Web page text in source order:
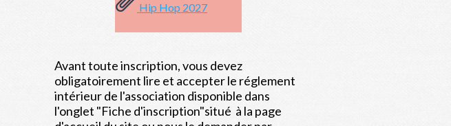
Hip Hop 2027
Avant toute inscription, vous devez
obligatoirement lire et accepter le réglement
intérieur de l'association disponible dans
l'onglet "Fiche d'inscription"situé à la page